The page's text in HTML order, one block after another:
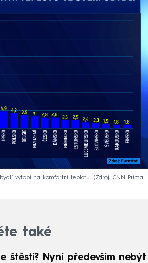
vytopí na komfortní teplotu.
Zdroj: CNN Prima
také
štěstí? Nyní především nebýt